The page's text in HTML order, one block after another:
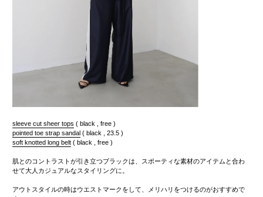
sleeve cut sheer tops ( black , free )
pointed toe strap sandal ( black , 23.5 )
soft knotted long belt ( black , free )
肌とのコントラストが引き立つブラックは、スポーティな素材のアイテムと合わ
せて大人カジュアルなスタイリングに。
アウトスタイルの時はウエストマークをして、メリハリをつけるのがおすすめで